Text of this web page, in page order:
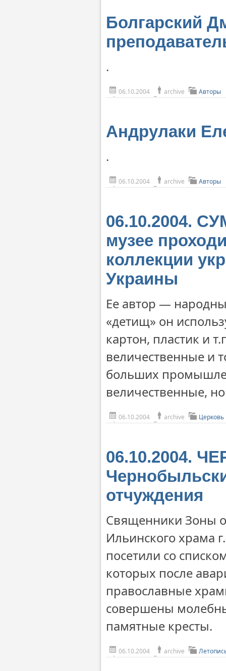
Болгарский
.
06.10.2004 archive Авторы
Андрулаки
.
06.10.2004 archive Авторы
06.10.2004.
музее
коллекции
Украины
Ее автор —
«детищ» он
картон, пластик и
величественные и
больших
величественные,
06.10.2004 archive
06.10.2004.
отчуждения
Священники Зоны
Ильинского храма
посетили со
которых после
православные
совершены
памятные кресты.
06.10.2004 archive